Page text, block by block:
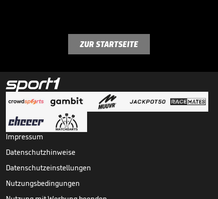
ZUR STARTSEITE
Impressum
Datenschutzhinweise
Datenschutzeinstellungen
Nutzungsbedingungen